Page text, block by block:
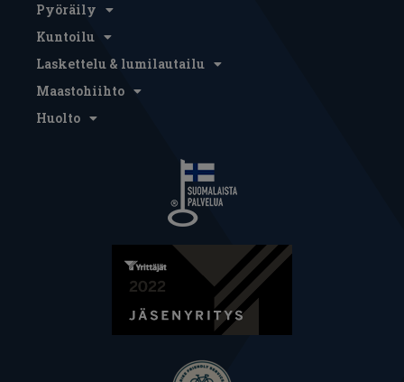
Pyöräily
Kuntoilu
Laskettelu & lumilautailu
Maastohiihto
Huolto